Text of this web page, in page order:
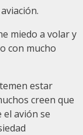
miedo a volar y
con mucho
estar
creen que
avión se